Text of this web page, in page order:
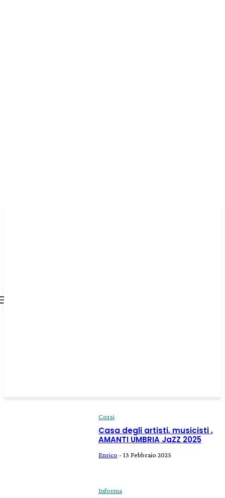
Corsi
Casa degli artisti, musicisti ,
AMANTI UMBRIA JaZZ 2025
Enrico - 13 Febbraio 2025
Informa